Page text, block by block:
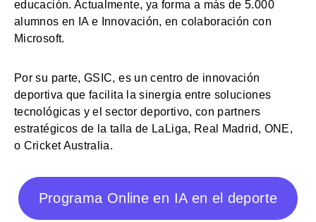
educación. Actualmente, ya forma a más de 5.000
alumnos en IA e Innovación, en colaboración con
Microsoft.
Por su parte, GSIC, es un centro de innovación
deportiva que facilita la sinergia entre soluciones
tecnológicas y el sector deportivo, con partners
estratégicos de la talla de LaLiga, Real Madrid, ONE,
o Cricket Australia.
Programa Online en IA en el deporte